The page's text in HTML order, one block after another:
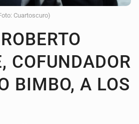
Cuartoscuro)
COFUNDADOR
BIMBO, A LOS